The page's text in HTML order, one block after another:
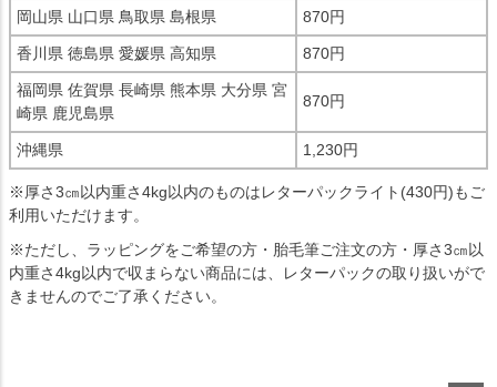
岡山県 山口県 鳥取県 島根県 870円
香川県 徳島県 愛媛県 高知県 870円
福岡県 佐賀県 長崎県 熊本県 大分県 宮
崎県 鹿児島県
870円
沖縄県 1,230円
※厚さ3㎝以内重さ4kg以内のものはレターパックライト(430円)もご
利用いただけます。
※ただし、ラッピングをご希望の方・胎毛筆ご注文の方・厚さ3㎝以
内重さ4kg以内で収まらない商品には、レターパックの取り扱いがで
きませんのでご了承ください。